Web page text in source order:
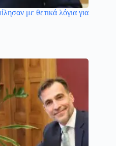
με θετικά λόγια για